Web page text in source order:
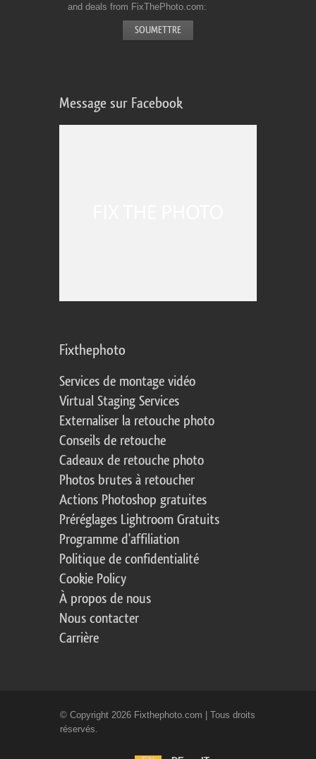
and deals from FixThePhoto.com
Message sur Facebook
Fixthephoto
Services de montage vidéo
Virtual Staging Services
Externaliser la retouche photo
Conseils de retouche
Cadeaux de retouche photo
Photos brutes à retoucher
Actions Photoshop gratuites
Préréglages Lightroom Gratuits
Programme d'affiliation
Politique de confidentialité
Cookie Policy
À propos de nous
Nous contacter
Carrière
© Copyright 2026 Fixthephoto.com | Tous droits
réservés.